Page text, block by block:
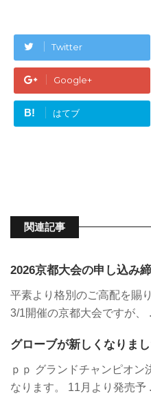
Twitter
Google+
B! はてブ
関連記事
2026京都大会の申し込み
平素より格別のご高配を賜
3/1開催の京都大会ですが、
グローブが新しくなりま
ｐｐ グランドチャンピオン
なります。 11月より発売予